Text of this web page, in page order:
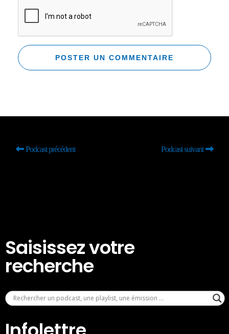
Podcast précédent Podcast suivant
Saisissez votre
recherche